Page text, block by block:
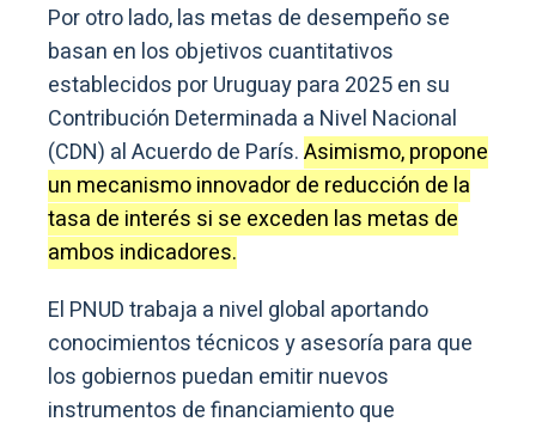
Por otro lado, las metas de desempeño se
basan en los objetivos cuantitativos
establecidos por Uruguay para 2025 en su
Contribución Determinada a Nivel Nacional
(CDN) al Acuerdo de París.Asimismo, propone
un mecanismo innovador de reducción de la
tasa de interés si se exceden las metas de
ambos indicadores.
El PNUD trabaja a nivel global aportando
conocimientos técnicos y asesoría para que
los gobiernos puedan emitir nuevos
instrumentos de financiamiento que